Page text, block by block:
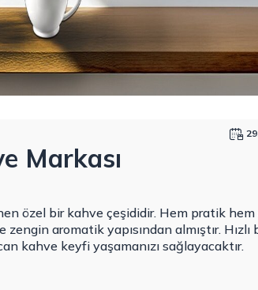
Markası
özel bir kahve çeşididir. Hem pratik hem
aromatik yapısından almıştır. Hızlı
kahve keyfi yaşamanızı sağlayacaktır.